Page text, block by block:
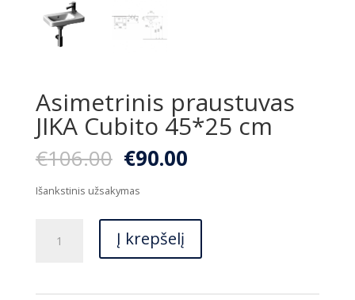
Asimetrinis praustuvas
JIKA Cubito 45*25 cm
€106.00 Original
price
was:
€106.00.
€90.00Current
€90.00.
Išankstinis užsakymas
kiekis:
Į krepšelį